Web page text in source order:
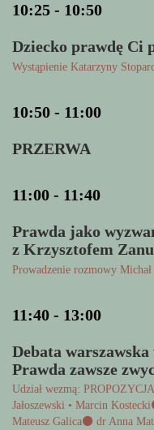
10:25 - 10:50
Dziecko prawdę Ci
Wystąpienie Katarzyny
10:50 - 11:00
PRZERWA
11:00 - 11:40
Prawda jako
z Krzysztofem
Prowadzenie rozmowy
11:40 - 13:00
Debata
Prawda zawsze
Udział wezmą:
Jałoszewski • Marcin
Mateusz Galica⚫ dr Anna